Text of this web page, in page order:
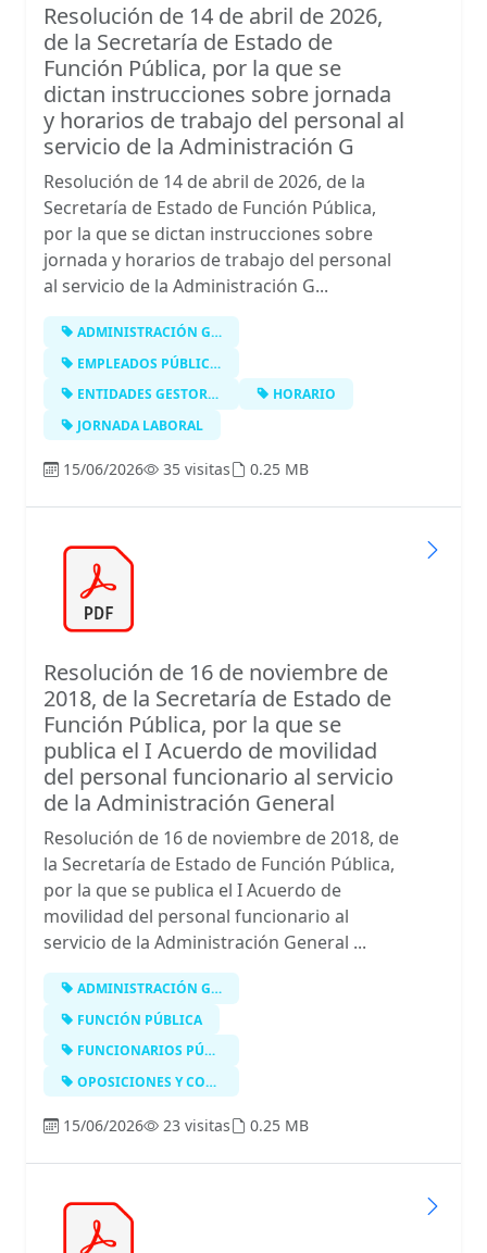
Resolución de 14 de abril de 2026,
de la Secretaría de Estado de
Función Pública, por la que se
dictan instrucciones sobre jornada
y horarios de trabajo del personal al
servicio de la Administración G
Resolución de 14 de abril de 2026, de la
Secretaría de Estado de Función Pública,
por la que se dictan instrucciones sobre
jornada y horarios de trabajo del personal
al servicio de la Administración G...
ADMINISTRACIÓN GENERAL DEL ESTADO
EMPLEADOS PÚBLICOS
ENTIDADES GESTORAS Y SERVICIOS COMU…
HORARIO
JORNADA LABORAL
15/06/2026 35 visitas 0.25 MB
Resolución de 16 de noviembre de
2018, de la Secretaría de Estado de
Función Pública, por la que se
publica el I Acuerdo de movilidad
del personal funcionario al servicio
de la Administración General
Resolución de 16 de noviembre de 2018, de
la Secretaría de Estado de Función Pública,
por la que se publica el I Acuerdo de
movilidad del personal funcionario al
servicio de la Administración General ...
ADMINISTRACIÓN GENERAL DEL ESTADO
FUNCIÓN PÚBLICA
FUNCIONARIOS PÚBLICOS
OPOSICIONES Y CONCURSOS
15/06/2026 23 visitas 0.25 MB